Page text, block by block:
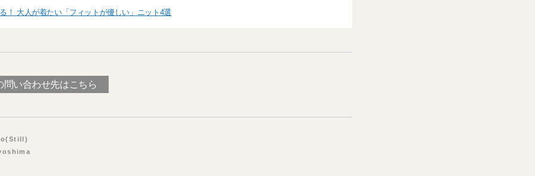
！ 大人が着たい「フィットが優しい」ニット4選
問い合わせ先はこちら